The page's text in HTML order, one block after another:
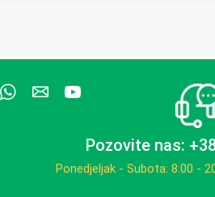
Pozovite nas:
Ponedjeljak - Subota: 8:00 -